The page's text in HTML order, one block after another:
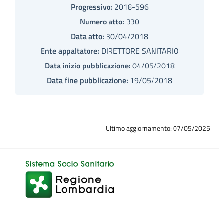
Progressivo: 2018-596
Numero atto: 330
Data atto: 30/04/2018
Ente appaltatore: DIRETTORE SANITARIO
Data inizio pubblicazione: 04/05/2018
Data fine pubblicazione: 19/05/2018
Ultimo aggiornamento: 07/05/2025